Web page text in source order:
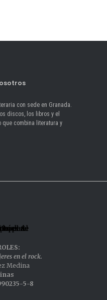
con sede en Granada.
discos, los libros y el
que combina literatura y
en el rock.
Medina
5-8